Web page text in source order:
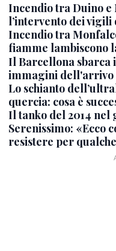
Incendio tra Duino e
l’intervento dei vigili
Incendio tra
fiamme lambiscono
Il Barcellona sbarca
immagini dell'arrivo
Lo schianto
quercia: cosa è
Il tanko del 2014 nel
Serenissimo: «Ecco
resistere per